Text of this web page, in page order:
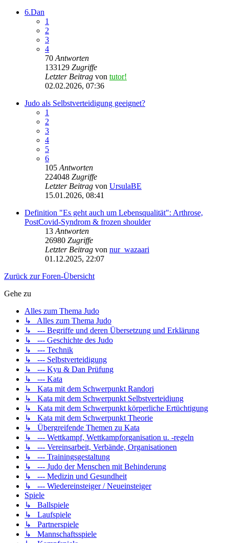
6.Dan
1
2
3
4
70Antworten
133129 Zugriffe
Letzter Beitrag von tutor!
02.02.2026, 07:36
Judo als Selbstverteidigung geeignet?
1
2
3
4
5
6
105Antworten
224048 Zugriffe
Letzter Beitrag von UrsulaBE
15.01.2026, 08:41
Definition "Es geht auch um Lebensqualität": Arthrose,
PostCovid-Syndrom & frozen shoulder
13Antworten
26980 Zugriffe
Letzter Beitrag von nur_wazaari
01.12.2025, 22:07
Zurück zur Foren-Übersicht
Gehe zu
Alles zum Thema Judo
↳ Alles zum Thema Judo
↳ --- Begriffe und deren Übersetzung und Erklärung
↳ --- Geschichte des Judo
↳ --- Technik
↳ --- Selbstverteidigung
↳ --- Kyu & Dan Prüfung
↳ --- Kata
↳ Kata mit dem Schwerpunkt Randori
↳ Kata mit dem Schwerpunkt Selbstverteidiung
↳ Kata mit dem Schwerpunkt körperliche Ertüchtigung
↳ Kata mit dem Schwerpunkt Theorie
↳ Übergreifende Themen zu Kata
↳ --- Wettkampf, Wettkampforganisation u. -regeln
↳ --- Vereinsarbeit, Verbände, Organisationen
↳ --- Trainingsgestaltung
↳ --- Judo der Menschen mit Behinderung
↳ --- Medizin und Gesundheit
↳ --- Wiedereinsteiger / Neueinsteiger
Spiele
↳ Ballspiele
↳ Laufspiele
↳ Partnerspiele
↳ Mannschaftsspiele